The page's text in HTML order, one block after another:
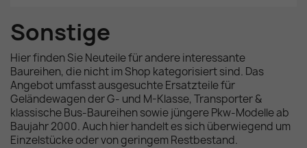
Sonstige
Hier finden Sie Neuteile für andere interessante
Baureihen, die nicht im Shop kategorisiert sind. Das
Angebot umfasst ausgesuchte Ersatzteile für
Geländewagen der G- und M-Klasse, Transporter &
klassische Bus-Baureihen sowie jüngere Pkw-Modelle ab
Baujahr 2000. Auch hier handelt es sich überwiegend um
Einzelstücke oder von geringem Restbestand.